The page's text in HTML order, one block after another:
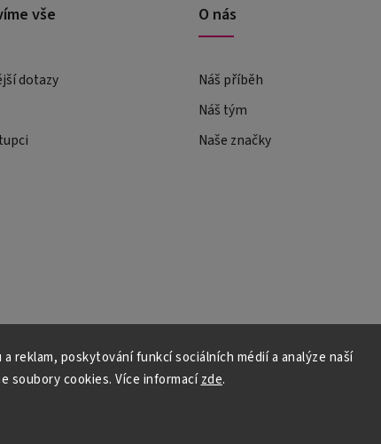
reklam, poskytování funkcí sociálních médií a analýze naší
soubory cookies. Více informacízde.
vše
dotazy
O nás
Náš příběh
Náš tým
Naše značky